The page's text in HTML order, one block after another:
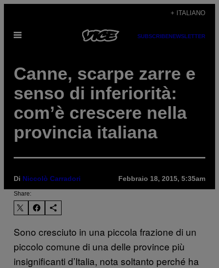
contenuto
+ ITALIANO
Apri
SUBSCRIBENEWSLETTER
Canne, scarpe zarre e
senso di inferiorità:
com’è crescere nella
provincia italiana
Di Niccolò Carradori Febbraio 18, 2015, 5:35am
Share:
Sono cresciuto in una piccola frazione di un
piccolo comune di una delle province più
insignificanti d’Italia, nota soltanto perché ha